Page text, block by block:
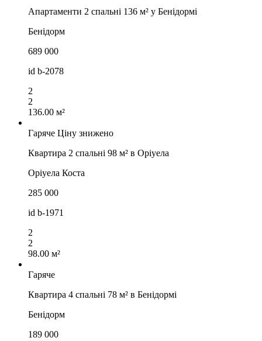
Апартаменти 2 спальні 136 м² у Бенідормі
Бенідорм
689 000
id b-2078
2
2
136.00 м²
Гаряче Ціну знижено
Квартира 2 спальні 98 м² в Оріуела
Оріуела Коста
285 000
id b-1971
2
2
98.00 м²
Гаряче
Квартира 4 спальні 78 м² в Бенідормі
Бенідорм
189 000